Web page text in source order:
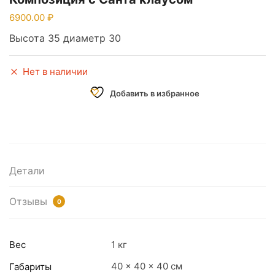
6900.00
Высота 35 диаметр 30
Нет в наличии
Добавить в избранное
Детали
Отзывы 0
Вес
1 кг
Габариты
40 × 40 × 40 см